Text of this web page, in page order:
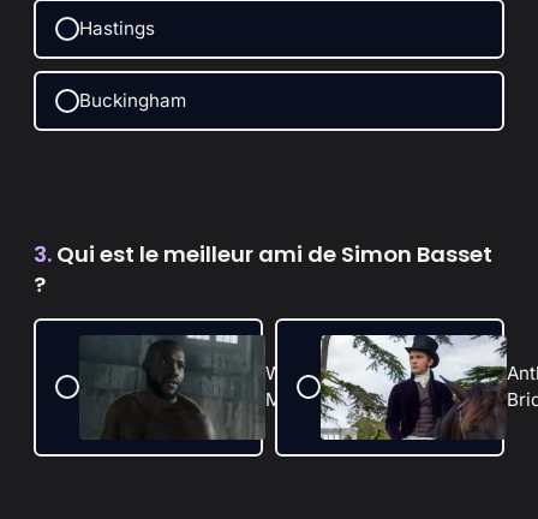
Hastings
Buckingham
3. Qui est le meilleur ami de Simon Basset
?
Will
Mondrich